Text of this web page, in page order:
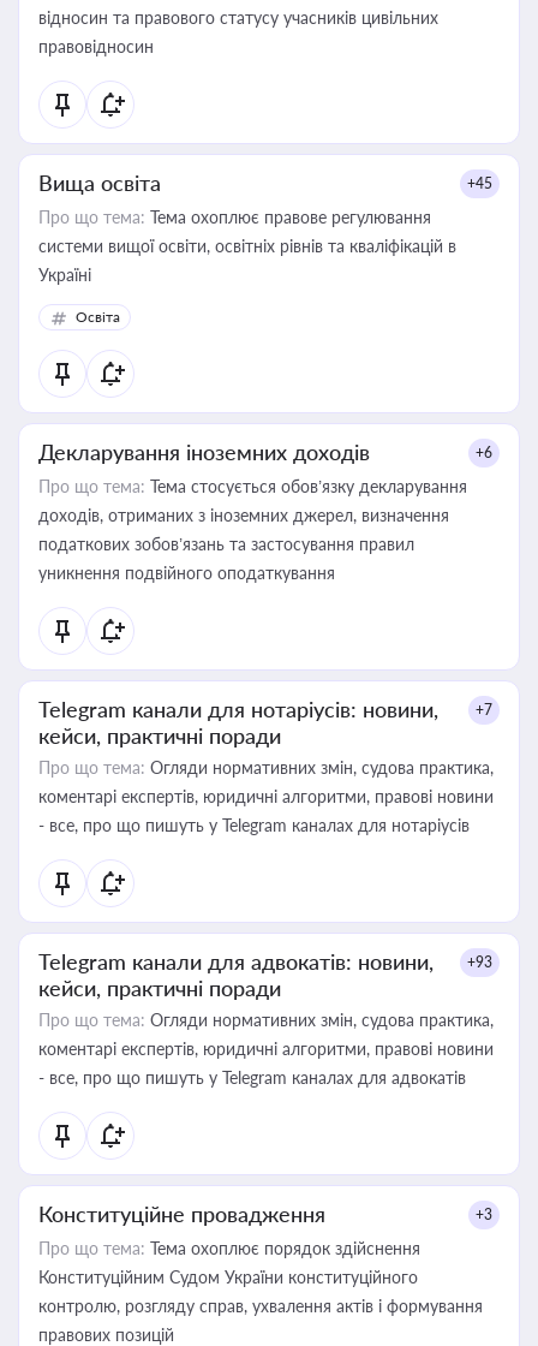
відносин та правового статусу учасників цивільних
правовідносин
Вища освіта +45
Про що тема: Тема охоплює правове регулювання
системи вищої освіти, освітніх рівнів та кваліфікацій в
Україні
Освіта
Декларування іноземних доходів +6
Про що тема: Тема стосується обов’язку декларування
доходів, отриманих з іноземних джерел, визначення
податкових зобов’язань та застосування правил
уникнення подвійного оподаткування
Telegram канали для нотаріусів: новини,
кейси, практичні поради
+7
Про що тема: Огляди нормативних змін, судова практика,
коментарі експертів, юридичні алгоритми, правові новини
- все, про що пишуть у Telegram каналах для нотаріусів
Telegram канали для адвокатів: новини,
кейси, практичні поради
+93
Про що тема: Огляди нормативних змін, судова практика,
коментарі експертів, юридичні алгоритми, правові новини
- все, про що пишуть у Telegram каналах для адвокатів
Конституційне провадження +3
Про що тема: Тема охоплює порядок здійснення
Конституційним Судом України конституційного
контролю, розгляду справ, ухвалення актів і формування
правових позицій